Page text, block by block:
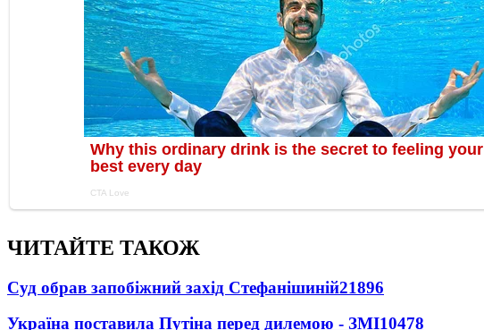
ЧИТАЙТЕ ТАКОЖ
Суд обрав запобіжний захід Стефанішиній21896
Україна поставила Путіна перед дилемою - ЗМІ10478